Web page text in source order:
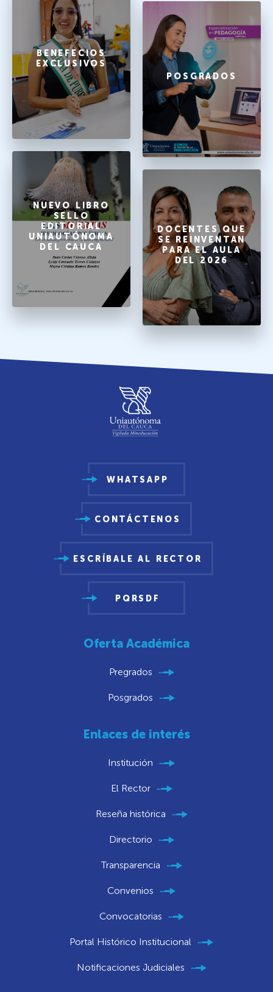
BENEFECIOS
EXCLUSIVOS
POSGRADOS
NUEVO LIBRO
SELLO
EDITORIAL
UNIAUTÓNOMA
DEL CAUCA
DOCENTES QUE
SE REINVENTAN
PARA EL AULA
DEL 2026
WHATSAPP
CONTÁCTENOS
ESCRÍBALE AL RECTOR
PQRSDF
Oferta Académica
Pregrados
Posgrados
Enlaces de interés
Institución
El Rector
Reseña histórica
Directorio
Transparencia
Convenios
Convocatorias
Portal Histórico Institucional
Notificaciones Judiciales